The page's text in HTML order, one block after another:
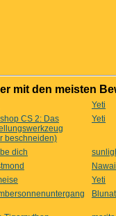
mit den meisten
Yeti
CS 2: Das
beschneiden)
Yeti
dich
Yeti